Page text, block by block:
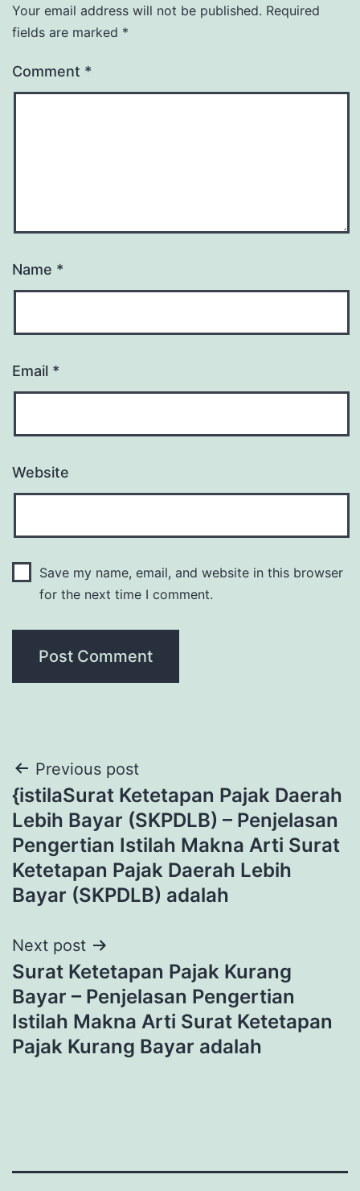
Your email address will not be published. Required
fields are marked *
Comment *
Name *
Email *
Website
Save my name, email, and website in this browser
for the next time I comment.
Post
navigation
Previous post
{istilaSurat Ketetapan Pajak Daerah
Lebih Bayar (SKPDLB) – Penjelasan
Pengertian Istilah Makna Arti Surat
Ketetapan Pajak Daerah Lebih
Bayar (SKPDLB) adalah
Next post
Surat Ketetapan Pajak Kurang
Bayar – Penjelasan Pengertian
Istilah Makna Arti Surat Ketetapan
Pajak Kurang Bayar adalah